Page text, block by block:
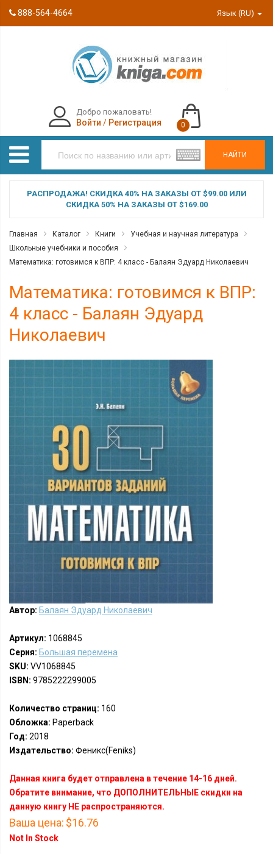
888-564-4664 Язык (RU)
НАЙТИ
Добро пожаловать!
Войти / Регистрация 0
РАСПРОДАЖА! СКИДКА 40% НА ЗАКАЗЫ ОТ $99.00 ИЛИ
СКИДКА 50% НА ЗАКАЗЫ ОТ $169.00
Главная Каталог Книги
Учебная и научная литература
Школьные учебники и пособия
Математика: готовимся к ВПР: 4 класс - Балаян Эдуард Николаевич
Математика: готовимся к ВПР:
4 класс - Балаян Эдуард
Николаевич
Автор: Балаян Эдуард Николаевич
Артикул: 1068845
Серия: Большая перемена
SKU: VV1068845
ISBN: 9785222299005
Количество страниц: 160
Обложка: Paperback
Год: 2018
Издательство: Феникс(Feniks)
Данная книга будет отправлена в течение 14-16 дней.
Обратите внимание, что ДОПОЛНИТЕЛЬНЫЕ скидки на
данную книгу НЕ распространяются.
Ваша цена: $16.76
Not In Stock